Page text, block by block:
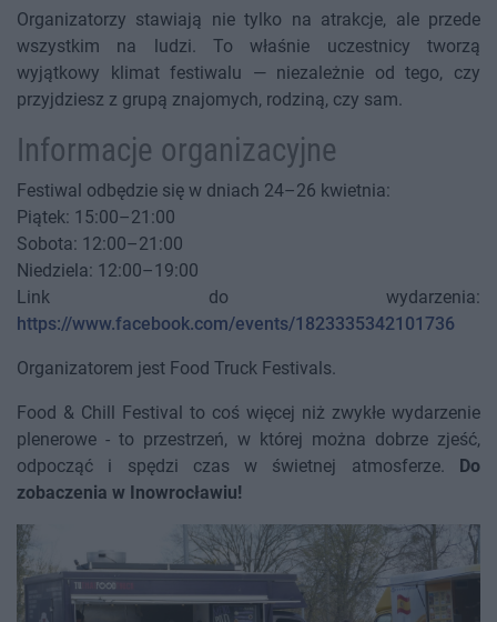
Organizatorzy stawiają nie tylko na atrakcje, ale przede
wszystkim na ludzi. To właśnie uczestnicy tworzą
wyjątkowy klimat festiwalu — niezależnie od tego, czy
przyjdziesz z grupą znajomych, rodziną, czy sam.
Informacje organizacyjne
Festiwal odbędzie się w dniach 24–26 kwietnia:
Piątek: 15:00–21:00
Sobota: 12:00–21:00
Niedziela: 12:00–19:00
Link do wydarzenia:
https://www.facebook.com/events/1823335342101736
Organizatorem jest Food Truck Festivals.
Food & Chill Festival to coś więcej niż zwykłe wydarzenie
plenerowe - to przestrzeń, w której można dobrze zjeść,
odpocząć i spędzi czas w świetnej atmosferze.
Do
zobaczenia w Inowrocławiu!